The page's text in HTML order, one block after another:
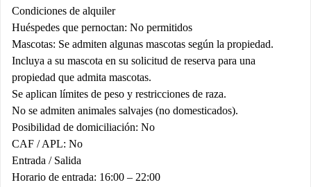
Condiciones de alquiler
Huéspedes que pernoctan: No permitidos
Mascotas: Se admiten algunas mascotas según la propiedad.
Incluya a su mascota en su solicitud de reserva para una
propiedad que admita mascotas.
Se aplican límites de peso y restricciones de raza.
No se admiten animales salvajes (no domesticados).
Posibilidad de domiciliación: No
CAF / APL: No
Entrada / Salida
Horario de entrada: 16:00 – 22:00